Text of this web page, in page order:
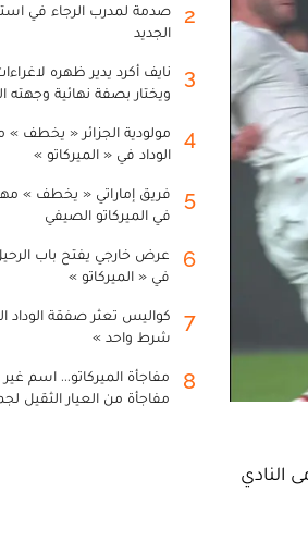
النادي
2
صدمة لمدرب الرجاء في
الجديد
3
نايف أكرد يدير ظهره
ويختار بصفة نهائية وجهته
4
مولودية الجزائر « يخطف »
الوداد في « الميركاتو »
5
فريق إماراتي « يخطف »
في الميركاتو الصيفي
6
عرض خارجي يفتح باب
في « الميركاتو »
7
كواليس تعثر صفقة
شرط واحد »
8
مفاجأة الميركاتو... اسم
مفاجأة من العيار الثقيل